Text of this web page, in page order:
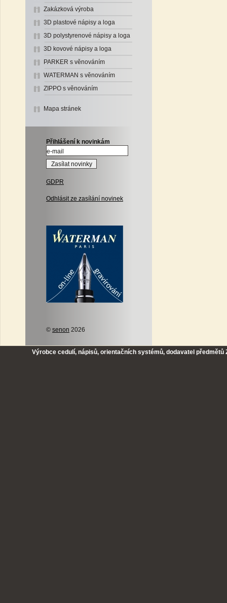
Zakázková výroba
3D plastové nápisy a loga
3D polystyrenové nápisy a loga
3D kovové nápisy a loga
PARKER s věnováním
WATERMAN s věnováním
ZIPPO s věnováním
Mapa stránek
Přihlášení k novinkám
GDPR
Odhlásit ze zasílání novinek
© senon 2026
Výrobce cedulí, nápisů, orientačních systémů, dodavatel předmětů